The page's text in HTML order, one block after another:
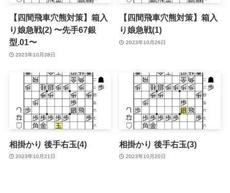
【四間飛車穴熊対策】箱入
り娘急戦(2) 〜先手67銀
型.01〜
2023年10月28日
【四間飛車穴熊対策】箱入
り娘急戦(1)
2023年10月26日
相掛かり 後手右玉(4)
2023年10月21日
相掛かり 後手右玉(3)
2023年10月20日